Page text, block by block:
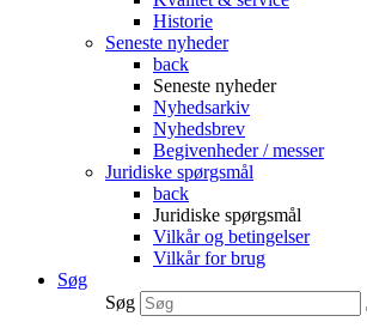
Historie
Seneste nyheder
back
Seneste nyheder
Nyhedsarkiv
Nyhedsbrev
Begivenheder / messer
Juridiske spørgsmål
back
Juridiske spørgsmål
Vilkår og betingelser
Vilkår for brug
Søg
Søg